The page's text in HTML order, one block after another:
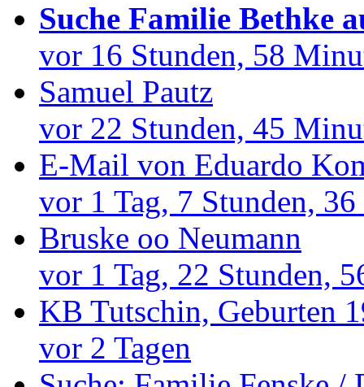
Suche Familie Bethke
vor 16 Stunden, 58
Samuel Pautz
vor 22 Stunden, 45
E-Mail von Eduardo
vor 1 Tag, 7 Stunden,
Bruske oo Neumann
vor 1 Tag, 22 Stunden,
KB Tutschin, Geburten
vor 2 Tagen